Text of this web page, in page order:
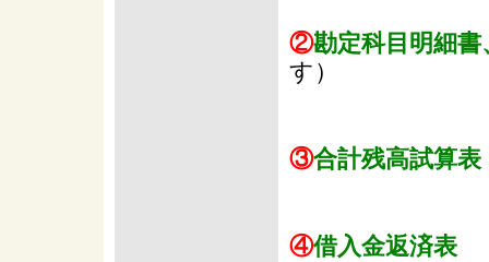
②勘定科目明細
す）
③合計残高試算表
④借入金返済表